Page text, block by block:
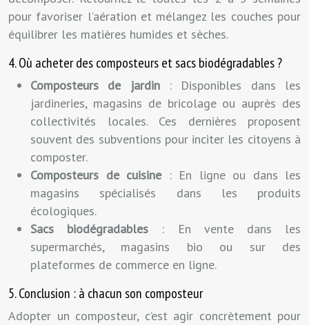
pour favoriser l’aération et mélangez les couches pour
équilibrer les matières humides et sèches.
4. Où acheter des composteurs et sacs biodégradables ?
Composteurs de jardin: Disponibles dans les
jardineries, magasins de bricolage ou auprès des
collectivités locales. Ces dernières proposent
souvent des subventions pour inciter les citoyens à
composter.
Composteurs de cuisine: En ligne ou dans les
magasins spécialisés dans les produits
écologiques.
Sacs biodégradables : En vente dans les
supermarchés, magasins bio ou sur des
plateformes de commerce en ligne.
5. Conclusion : à chacun son composteur
Adopter un composteur, c’est agir concrètement pour